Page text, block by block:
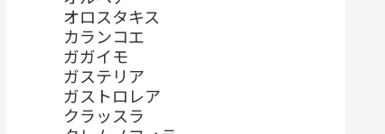
オロスタキス
カランコエ
ガガイモ
ガステリア
ガストロレア
クラッスラ